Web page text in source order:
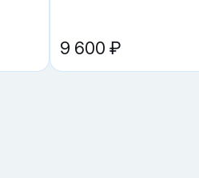
и год/версию (если есть
испарителя);
9 600 ₽